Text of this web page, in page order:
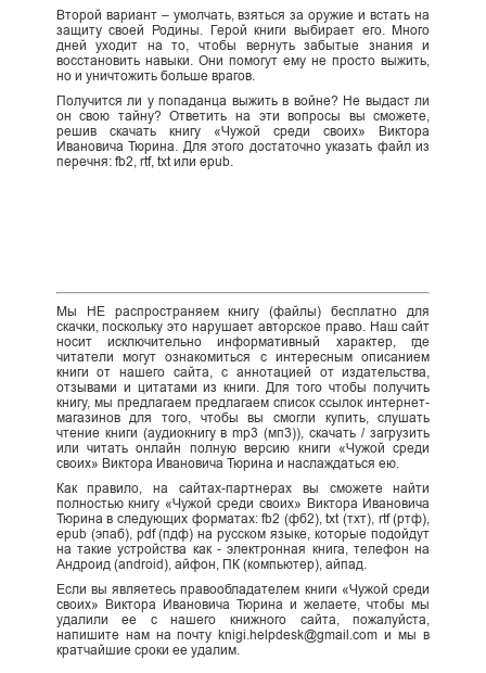
Второй вариант – умолчать, взяться за оружие и встать на
защиту своей Родины. Герой книги выбирает его. Много
дней уходит на то, чтобы вернуть забытые знания и
восстановить навыки. Они помогут ему не просто выжить,
но и уничтожить больше врагов.
Получится ли у попаданца выжить в войне? Не выдаст ли
он свою тайну? Ответить на эти вопросы вы сможете,
решив скачать книгу «Чужой среди своих» Виктора
Ивановича Тюрина. Для этого достаточно указать файл из
перечня: fb2, rtf, txt или epub.
Мы НЕ распространяем книгу (файлы) бесплатно для
скачки, поскольку это нарушает авторское право. Наш сайт
носит исключительно информативный характер, где
читатели могут ознакомиться с интересным описанием
книги от нашего сайта, с аннотацией от издательства,
отзывами и цитатами из книги. Для того чтобы получить
книгу, мы предлагаем предлагаем список ссылок интернет-
магазинов для того, чтобы вы смогли купить, слушать
чтение книги (аудиокнигу в mp3 (мп3)), скачать / загрузить
или читать онлайн полную версию книги «Чужой среди
своих» Виктора Ивановича Тюрина и наслаждаться ею.
Как правило, на сайтах-партнерах вы сможете найти
полностью книгу «Чужой среди своих» Виктора Ивановича
Тюрина в следующих форматах: fb2 (фб2), txt (тхт), rtf (ртф),
epub (эпаб), pdf (пдф) на русском языке, которые подойдут
на такие устройства как - электронная книга, телефон на
Андроид (android), айфон, ПК (компьютер), айпад.
Если вы являетесь правообладателем книги «Чужой среди
своих» Виктора Ивановича Тюрина и желаете, чтобы мы
удалили ее с нашего книжного сайта, пожалуйста,
напишите нам на почту knigi.helpdesk@gmail.com и мы в
кратчайшие сроки ее удалим.